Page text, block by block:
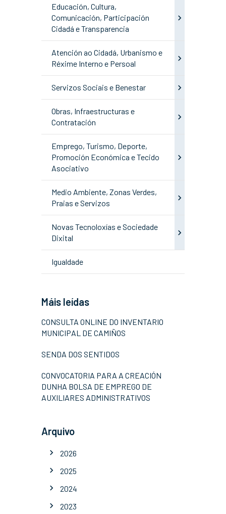
Educación, Cultura,
Comunicación, Participación
Cidadá e Transparencia
Atención ao Cidadá, Urbanismo e
Réxime Interno e Persoal
Servizos Sociais e Benestar
Obras, Infraestructuras e
Contratación
Emprego, Turismo, Deporte,
Promoción Económica e Tecido
Asociativo
Medio Ambiente, Zonas Verdes,
Praias e Servizos
Novas Tecnoloxías e Sociedade
Dixital
Igualdade
Máis leídas
CONSULTA ONLINE DO INVENTARIO
MUNICIPAL DE CAMIÑOS
SENDA DOS SENTIDOS
CONVOCATORIA PARA A CREACIÓN
DUNHA BOLSA DE EMPREGO DE
AUXILIARES ADMINISTRATIVOS
Arquivo
2026
2025
2024
2023